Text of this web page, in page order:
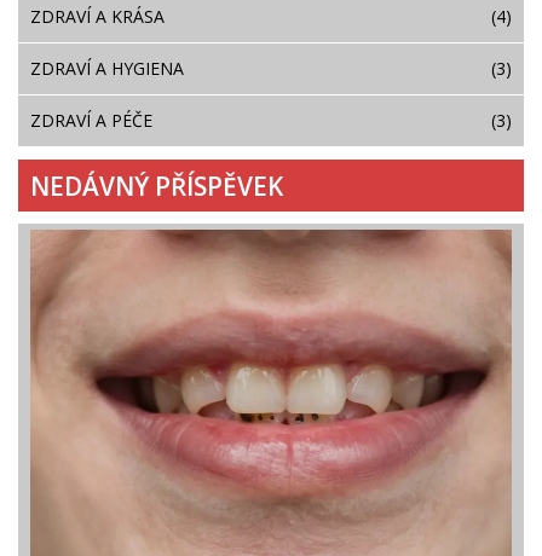
ZDRAVÍ A KRÁSA (4)
ZDRAVÍ A HYGIENA (3)
ZDRAVÍ A PÉČE (3)
NEDÁVNÝ PŘÍSPĚVEK